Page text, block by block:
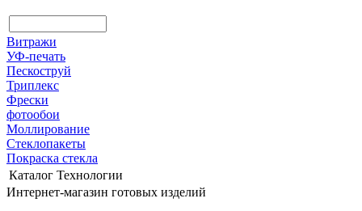
Витражи
УФ-печать
Пескоструй
Триплекс
Фрески
фотообои
Моллирование
Стеклопакеты
Покраска стекла
Каталог Технологии
Интернет-магазин готовых изделий